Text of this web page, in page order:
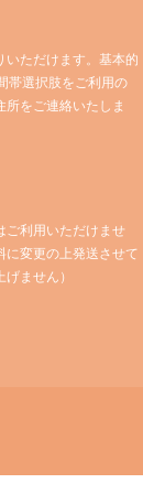
いただけます。基本的
帯選択肢をご利用の
をご連絡いたしま
ご利用いただけませ
に変更の上発送させて
ません）